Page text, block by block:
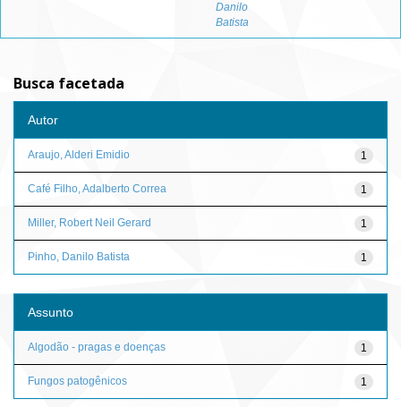
Danilo
Batista
Busca facetada
Autor
1
Araujo, Alderi Emidio
1
Café Filho, Adalberto Correa
1
Miller, Robert Neil Gerard
1
Pinho, Danilo Batista
Assunto
1
Algodão - pragas e doenças
1
Fungos patogênicos